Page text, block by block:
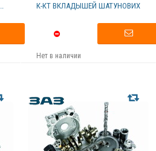
К-КТ ВКЛАДЫШЕЙ ШАТУНОВИХ
Нет в наличии